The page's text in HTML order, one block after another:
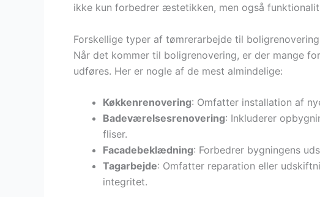
ikke kun forbedrer æstetikken, men også
Forskellige typer af tømrerarbejde til boligrenovering
Når det kommer til boligrenovering, er der mange
udføres. Her er nogle af de mest almindelige:
Køkkenrenovering: Omfatter installation af
Badeværelsesrenovering: Inkluderer
fliser.
Facadebeklædning: Forbedrer bygningens
Tagarbejde: Omfatter reparation eller
integritet.